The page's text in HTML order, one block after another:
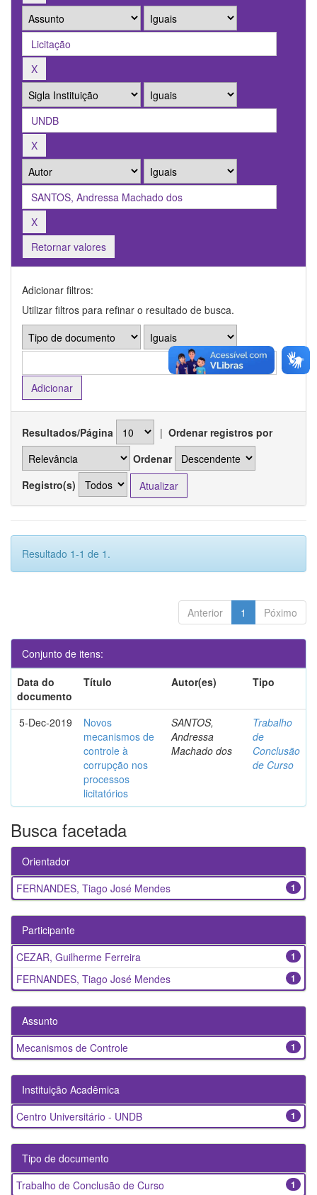
Retornar valores
Adicionar filtros:
Utilizar filtros para refinar o resultado de busca.
Resultados/Página | Ordenar registros por
Ordenar
Registro(s)
Resultado 1-1 de 1.
Anterior 1 Póximo
Conjunto de itens:
Data do
documento
Título Autor(es) Tipo
5-Dec-2019
Novos
mecanismos de
controle à
corrupção nos
processos
licitatórios
SANTOS,
Andressa
Machado dos
Trabalho
de
Conclusão
de Curso
Busca facetada
Orientador
1
FERNANDES, Tiago José Mendes
Participante
1
CEZAR, Guilherme Ferreira
1
FERNANDES, Tiago José Mendes
Assunto
1
Mecanismos de Controle
Instituição Acadêmica
1
Centro Universitário - UNDB
Tipo de documento
1
Trabalho de Conclusão de Curso